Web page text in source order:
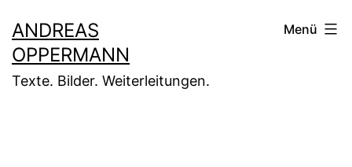
Inhalt
springen
ANDREAS
OPPERMANN
Texte. Bilder. Weiterleitungen.
Menü